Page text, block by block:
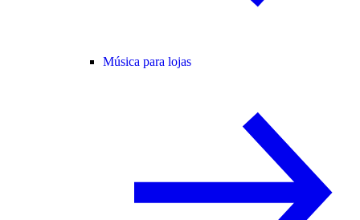
Música para lojas